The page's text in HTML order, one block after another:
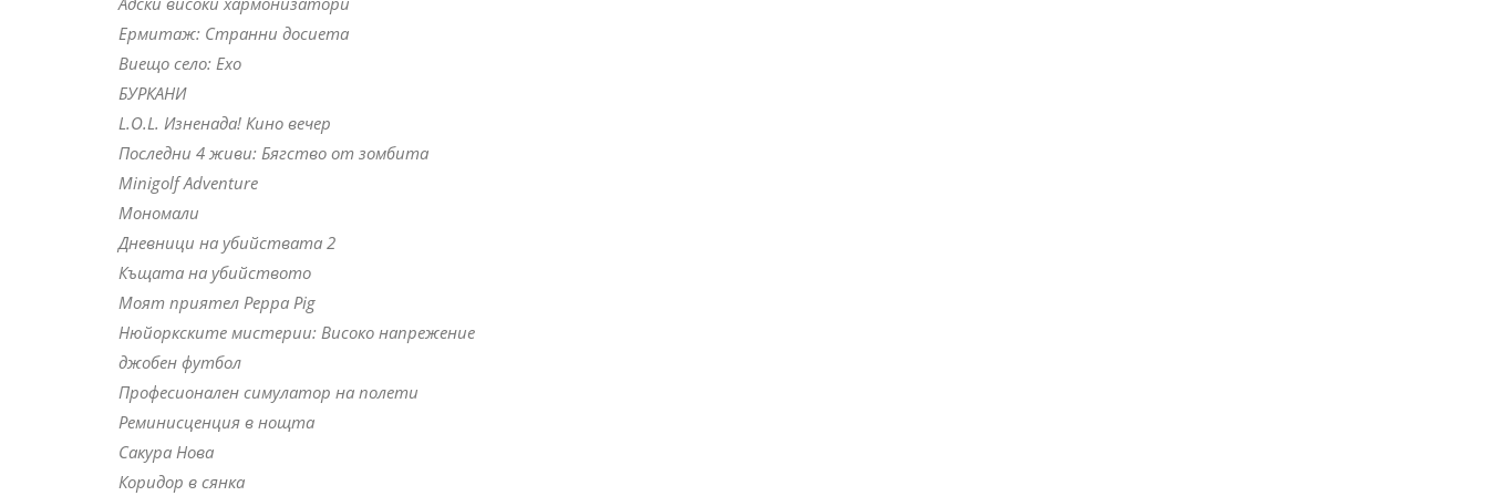
Ермитаж: Странни досиета
Виещо село: Ехо
БУРКАНИ
L.O.L. Изненада! Кино вечер
Последни 4 живи: Бягство от зомбита
Minigolf Adventure
Мономали
Дневници на убийствата 2
Къщата на убийството
Моят приятел Peppa Pig
Нюйоркските мистерии: Високо напрежение
джобен футбол
Професионален симулатор на полети
Реминисценция в нощта
Сакура Нова
Коридор в сянка